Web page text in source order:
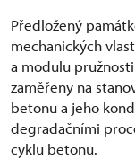
Předložený
mechanických
a modulu
zaměřeny na
betonu a jeho
degradačními
cyklu betonu.